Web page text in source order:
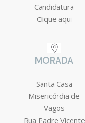
Candidatura
Clique aqui
MORADA
Santa Casa
Misericórdia de
Vagos
Rua Padre Vicente